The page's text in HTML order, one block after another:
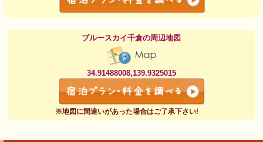
ブルースカイ千倉の周辺地図
34.91488008,139.9325015
※地図に間違いがあった場合はご了承下さい!